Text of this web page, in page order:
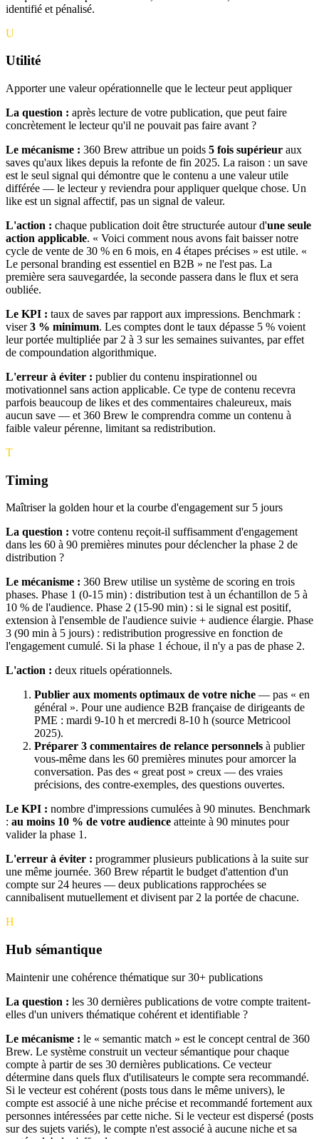
identifié et pénalisé.
U
Utilité
Apporter une valeur opérationnelle que le lecteur peut appliquer
La question : après lecture de votre publication, que peut faire
concrètement le lecteur qu'il ne pouvait pas faire avant ?
Le mécanisme : 360 Brew attribue un poids 5 fois supérieur aux
saves qu'aux likes depuis la refonte de fin 2025. La raison : un save
est le seul signal qui démontre que le contenu a une valeur utile
différée — le lecteur y reviendra pour appliquer quelque chose. Un
like est un signal affectif, pas un signal de valeur.
L'action : chaque publication doit être structurée autour d'une seule
action applicable. « Voici comment nous avons fait baisser notre
cycle de vente de 30 % en 6 mois, en 4 étapes précises » est utile. «
Le personal branding est essentiel en B2B » ne l'est pas. La
première sera sauvegardée, la seconde passera dans le flux et sera
oubliée.
Le KPI : taux de saves par rapport aux impressions. Benchmark :
viser3 % minimum. Les comptes dont le taux dépasse 5 % voient
leur portée multipliée par 2 à 3 sur les semaines suivantes, par effet
de compoundation algorithmique.
L'erreur à éviter : publier du contenu inspirationnel ou
motivationnel sans action applicable. Ce type de contenu recevra
parfois beaucoup de likes et des commentaires chaleureux, mais
aucun save — et 360 Brew le comprendra comme un contenu à
faible valeur pérenne, limitant sa redistribution.
T
Timing
Maîtriser la golden hour et la courbe d'engagement sur 5 jours
La question : votre contenu reçoit-il suffisamment d'engagement
dans les 60 à 90 premières minutes pour déclencher la phase 2 de
distribution ?
Le mécanisme : 360 Brew utilise un système de scoring en trois
phases. Phase 1 (0-15 min) : distribution test à un échantillon de 5 à
10 % de l'audience. Phase 2 (15-90 min) : si le signal est positif,
extension à l'ensemble de l'audience suivie + audience élargie. Phase
3 (90 min à 5 jours) : redistribution progressive en fonction de
l'engagement cumulé. Si la phase 1 échoue, il n'y a pas de phase 2.
L'action : deux rituels opérationnels.
Publier aux moments optimaux de votre niche — pas « en
général ». Pour une audience B2B française de dirigeants de
PME : mardi 9-10 h et mercredi 8-10 h (source Metricool
2025).
Préparer 3 commentaires de relance personnels à publier
vous-même dans les 60 premières minutes pour amorcer la
conversation. Pas des « great post » creux — des vraies
précisions, des contre-exemples, des questions ouvertes.
Le KPI : nombre d'impressions cumulées à 90 minutes. Benchmark
: au moins 10 % de votre audience atteinte à 90 minutes pour
valider la phase 1.
L'erreur à éviter : programmer plusieurs publications à la suite sur
une même journée. 360 Brew répartit le budget d'attention d'un
compte sur 24 heures — deux publications rapprochées se
cannibalisent mutuellement et divisent par 2 la portée de chacune.
H
Hub sémantique
Maintenir une cohérence thématique sur 30+ publications
La question : les 30 dernières publications de votre compte traitent-
elles d'un univers thématique cohérent et identifiable ?
Le mécanisme : le « semantic match » est le concept central de 360
Brew. Le système construit un vecteur sémantique pour chaque
compte à partir de ses 30 dernières publications. Ce vecteur
détermine dans quels flux d'utilisateurs le compte sera recommandé.
Si le vecteur est cohérent (posts tous dans le même univers), le
compte est associé à une niche précise et recommandé fortement aux
personnes intéressées par cette niche. Si le vecteur est dispersé (posts
sur des sujets variés), le compte n'est associé à aucune niche et sa